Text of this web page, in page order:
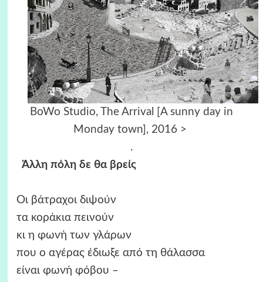
BoWo Studio, The Arrival [A sunny day in
Monday town], 2016 >
.
Άλλη πόλη δε θα βρείς
Οι βάτραχοι διψούν
τα κοράκια πεινούν
κι η φωνή των γλάρων
που ο αγέρας έδιωξε από τη θάλασσα
είναι φωνή φόβου –